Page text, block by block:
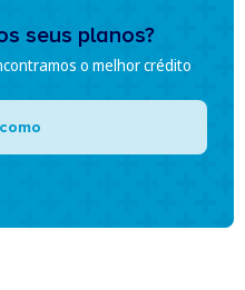
seus planos?
o melhor crédito